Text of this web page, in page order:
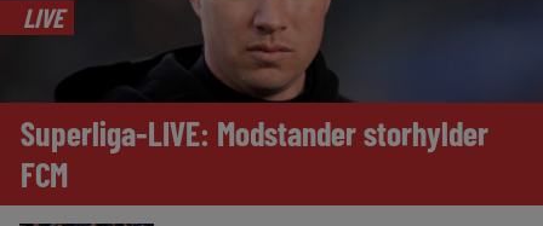
LIVE
Superliga-LIVE: Modstander storhylder
FCM